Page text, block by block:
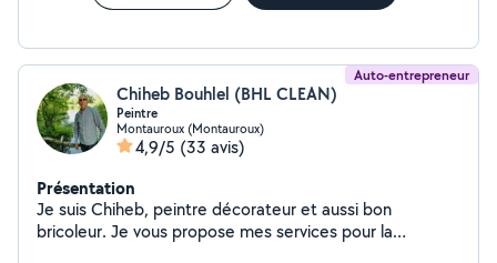
Auto-entrepreneur
Chiheb Bouhlel (BHL CLEAN)
Peintre
Montauroux (Montauroux)
4,9/5 (33 avis)
Présentation
Je suis Chiheb, peintre décorateur et aussi bon
bricoleur. Je vous propose mes services pour la